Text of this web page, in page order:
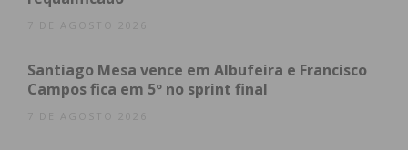
atualizada.
7 DE AGOSTO 2026
Santiago Mesa vence em Albufeira e Francisco
Campos fica em 5º no sprint final
7 DE AGOSTO 2026